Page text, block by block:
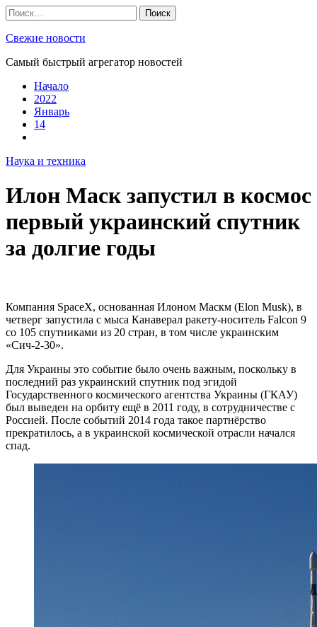
Skip
to
content
Найти:
Свежие новости
Самый быстрый агрегатор новостей
Начало
2022
Январь
14
Наука и техника
Илон Маск запустил в космос
первый украинский спутник
за долгие годы
Компания SpaceX, основанная Илоном Маскм (Elon Musk), в
четверг запустила с мыса Канаверал ракету-носитель Falcon 9
со 105 спутниками из 20 стран, в том числе украинским
«Сич-2-30».
Для Украины это событие было очень важным, поскольку в
последний раз украинский спутник под эгидой
Государственного космического агентства Украины (ГКАУ)
был выведен на орбиту ещё в 2011 году, в сотрудничестве с
Россией. После событий 2014 года такое партнёрство
прекратилось, а в украинской космической отрасли начался
спад.